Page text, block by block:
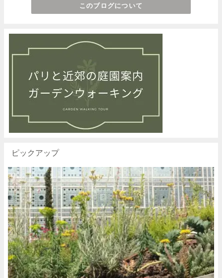
このブログについて
ピックアップ